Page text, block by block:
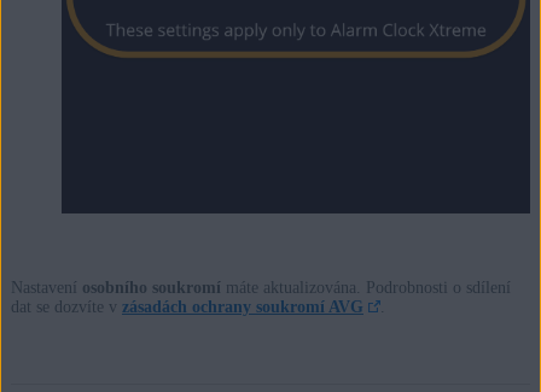
Nastavení osobního soukromí máte aktualizována. Podrobnosti o sdílení
dat se dozvíte v zásadách ochrany soukromí AVG